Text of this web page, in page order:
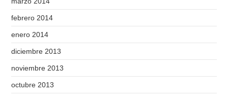
febrero 2014
enero 2014
diciembre 2013
noviembre 2013
octubre 2013